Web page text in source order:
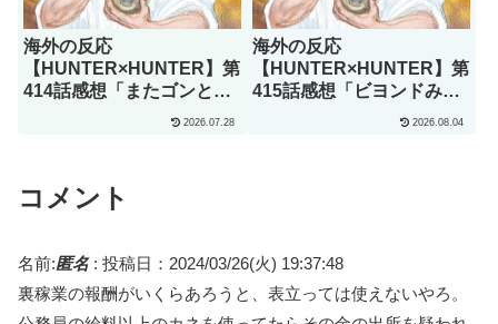
海外の反応
【HUNTER×HUNTER】第
414話感想「またゴンとキ
ルアを見られるなんて･･･
2026.07.28
海外の反応
【HUNTER×HUNTER】第
415話感想「ビヨンドみた
いな怪物ですらこれちょっ
2026.08.04
コメント
名前:匿名: 投稿日：2024/03/26(火) 19:37:48
裏稼業の報酬がいくらあろうと、表立っては使えないやろ。